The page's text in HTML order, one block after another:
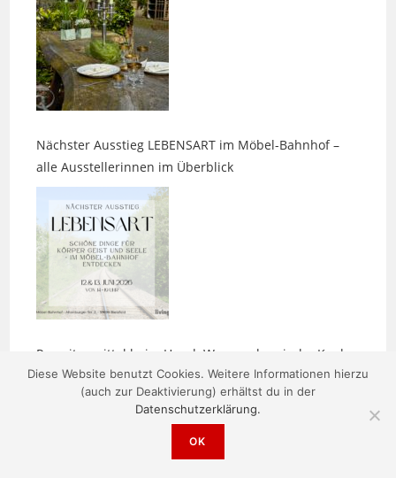
Nächster Ausstieg LEBENSART im Möbel-Bahnhof –
Parasitenmittel beim Hund: Warum chemische Keulen
Diese Website benutzt Cookies. Weitere Informationen hierzu
(auch zur Deaktivierung) erhältst du in der
Datenschutzerklärung.
OK